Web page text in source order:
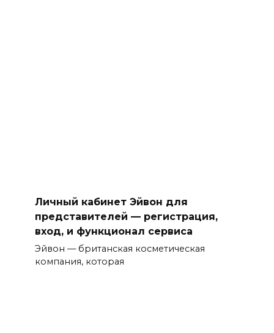
Личный кабинет Эйвон для
представителей — регистрация,
вход, и функционал сервиса
Эйвон — британская косметическая
компания, которая